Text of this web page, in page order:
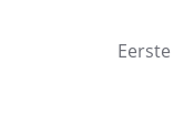
Eerste